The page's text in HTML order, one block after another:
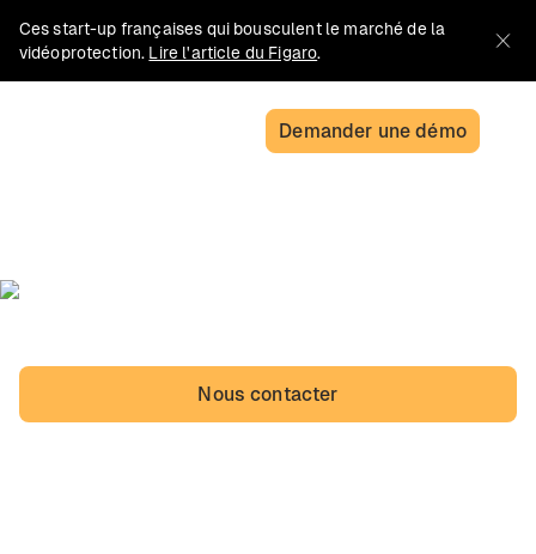
Ces start-up françaises qui bousculent le marché de la
vidéoprotection. Lire l'article du Figaro.
Demander une démo
Nous contacter